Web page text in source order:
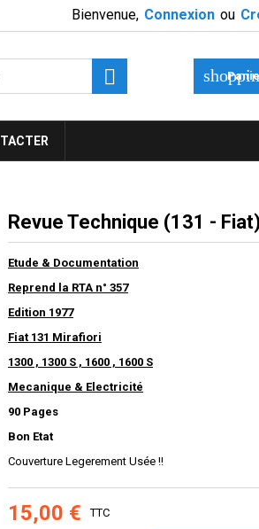
Bienvenue, Connexion ou

Revue Technique (131 - Fiat)
Etude & Documentation
Reprend la RTA n° 357
Edition 1977
Fiat 131 Mirafiori
1300 , 1300 S , 1600 , 1600 S
Mecanique & Electricité
90 Pages
Bon Etat
Couverture Legerement Usée !!
15,00 € TTC